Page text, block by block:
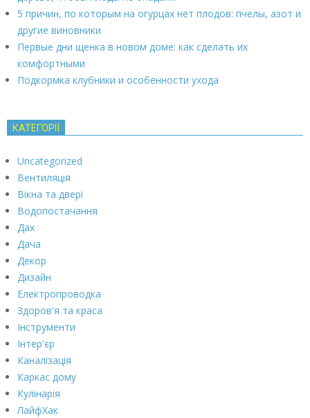
5 причин, по которым на огурцах нет плодов: пчелы, азот и
другие виновники
Первые дни щенка в новом доме: как сделать их
комфортными
Подкормка клубники и особенности ухода
КАТЕГОРІЇ
Uncategorized
Вентиляція
Вікна та двері
Водопостачання
Дах
Дача
Декор
Дизайн
Електропроводка
Здоров'я та краса
Інструменти
Інтер'єр
Каналізація
Каркас дому
Кулінарія
ЛайфХак